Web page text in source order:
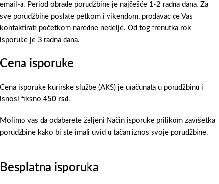
email-a. Period obrade porudžbine je najčešće 1-2 radna dana. Za
sve porudžbine poslate petkom i vikendom, prodavac će Vas
kontaktirati početkom naredne nedelje. Od tog trenutka rok
isporuke je 3 radna dana.
Cena isporuke
Cena isporuke kurirske službe (AKS) je uračunata u porudžbinu i
isnosi fiksno 450 rsd .
Molimo vas da odaberete željeni Način isporuke prilikom završetka
porudžbine kako bi ste imali uvid u tačan iznos svoje porudžbine.
Besplatna isporuka